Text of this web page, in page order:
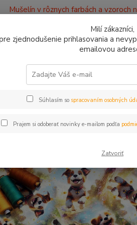
Mušelín v rôznych farbách a vzoroch
Úplet a teplákovina Úplet Psy veselé
Psy veselé
Milí zákazníci,
zjednodušenie prihlasovania a
emailovou
Súhlasím so spracovaním osobných
Prajem si odoberať novinky e-mailom podľa
Zatvoriť